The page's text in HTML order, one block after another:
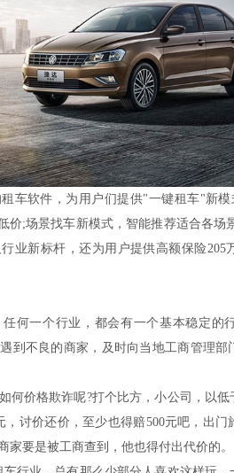
车软件，为用户们提供"一键租车"新
价;场景找车新模式，智能推荐适合各场
业新标杆，还为用户提供高额保险205
何一个行业，都会有一个基本稳定的
到不良的商家，及时向当地工商管理部
何价格欺诈呢?打个比方，小公司，以
，讨价还价，至少也得赔500元吧，出
家要是被工商查到，他也得付出代价的。